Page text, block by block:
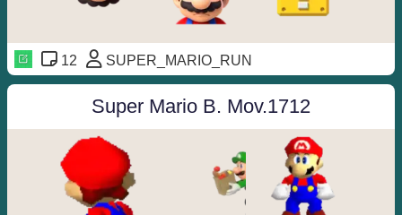
12 SUPER_MARIO_RUN
Super Mario B. Mov.1712